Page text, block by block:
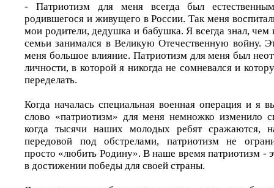
- Патриотизм для меня всегда был
родившегося и живущего в России. Так меня
мои родители, дедушка и бабушка. Я всегда знал,
семьи занимался в Великую Отечественную войну.
меня большое влияние. Патриотизм для меня был
личности, в которой я никогда не сомневался и
переделать.
Когда началась специальная военная операция и я
слово «патриотизм» для меня немножко изменило
когда тысячи наших молодых ребят сражаются,
передовой под обстрелами, патриотизм не
просто «любить Родину». В наше время патриотизм -
в достижении победы для своей страны.